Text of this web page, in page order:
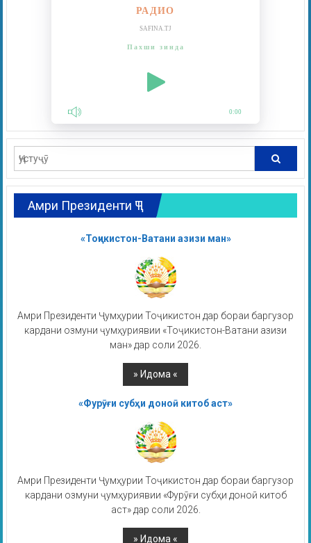
РАДИО
SAFINA.TJ
Пахши зинда
0:00
Амри Президенти ҶТ
«Тоҷикистон-Ватани азизи ман»
Амри Президенти Ҷумҳурии Тоҷикистон дар бораи баргузор
кардани озмуни ҷумҳуриявии «Тоҷикистон-Ватани азизи
ман» дар соли 2026.
«Фурӯғи субҳи доноӣ китоб аст»
Амри Президенти Ҷумҳурии Тоҷикистон дар бораи баргузор
кардани озмуни ҷумҳуриявии «Фурӯғи субҳи доноӣ китоб
аст» дар соли 2026.